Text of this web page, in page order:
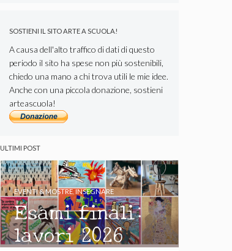
SOSTIENI IL SITO ARTE A SCUOLA!
A causa dell'alto traffico di dati di questo
periodo il sito ha spese non più sostenibili,
chiedo una mano a chi trova utili le mie idee.
Anche con una piccola donazione, sostieni
arteascuola!
ULTIMI POST
Esami finali:
lavori 2026
EVENTI & MOSTRE, INSEGNARE